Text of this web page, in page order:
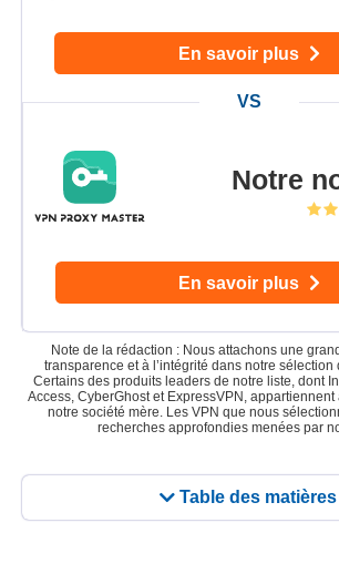
Table des matières
En savoir plus
Notre
En savoir plus
Note de la rédaction : Nous attachons une
transparence et à l’intégrité dans notre
Certains des produits leaders de notre liste, dont
Access, CyberGhost et ExpressVPN,
notre société mère. Les VPN que nous
recherches approfondies menées par